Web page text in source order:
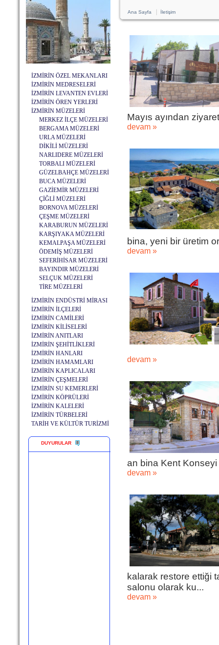
İZMİRİN ÖZEL MEKANLARI
İZMİRİN MEDRESELERİ
İZMİRİN LEVANTEN EVLERİ
İZMİRİN ÖREN YERLERİ
İZMİRİN MÜZELERİ
MERKEZ İLÇE MÜZELERİ
BERGAMA MÜZELERİ
URLA MÜZELERİ
DİKİLİ MÜZELERİ
NARLIDERE MÜZELERİ
TORBALI MÜZELERİ
GÜZELBAHÇE MÜZELERİ
BUCA MÜZELERİ
GAZİEMİR MÜZELERİ
ÇİĞLİ MÜZELERİ
BORNOVA MÜZELERİ
ÇEŞME MÜZELERİ
KARABURUN MÜZELERİ
KARŞIYAKA MÜZELERİ
KEMALPAŞA MÜZELERİ
ÖDEMİŞ MÜZELERİ
SEFERİHİSAR MÜZELERİ
BAYINDIR MÜZELERİ
SELÇUK MÜZELERİ
TİRE MÜZELERİ
İZMİRİN ENDÜSTRİ MİRASI
İZMİRİN İLÇELERİ
İZMİRİN CAMİLERİ
İZMİRİN KİLİSELERİ
İZMİRİN ANITLARI
İZMİRİN ŞEHİTLİKLERİ
İZMİRİN HANLARI
İZMİRİN HAMAMLARI
İZMİRİN KAPLICALARI
İZMİRİN ÇEŞMELERİ
İZMİRİN SU KEMERLERİ
İZMİRİN KÖPRÜLERİ
İZMİRİN KALELERİ
İZMİRİN TÜRBELERİ
TARİH VE KÜLTÜR TURİZMİ
DUYURULAR
Ana Sayfa| İletişim
Mayıs ayından
devam »
bina, yeni bir üretim
devam »
devam »
an bina Kent Konseyi
devam »
kalarak restore ettiği
salonu olarak ku...
devam »